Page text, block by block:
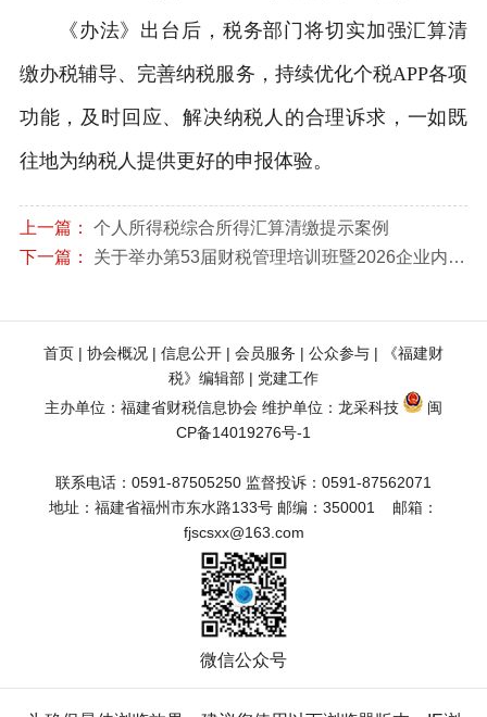
《办法》出台后，税务部门将切实加强汇算清
缴办税辅导、完善纳税服务，持续优化个税APP各项
功能，及时回应、解决纳税人的合理诉求，一如既
往地为纳税人提供更好的申报体验。
上一篇：
个人所得税综合所得汇算清缴提示案例
下一篇：
关于举办第53届财税管理培训班暨2026企业内部应税行为全链条风险扫描与稽查风险应对实战专题培训的通知
首页 | 协会概况 | 信息公开 | 会员服务 | 公众参与 |
《福建财
税》编辑部 | 党建工作
主办单位：福建省财税信息协会 维护单位： 龙采科技
闽
CP备14019276号-1
联系电话：0591-87505250 监督投诉：0591-87562071
地址：福建省福州市东水路133号 邮编：350001    邮箱：
fjscsxx@163.com
微信公众号